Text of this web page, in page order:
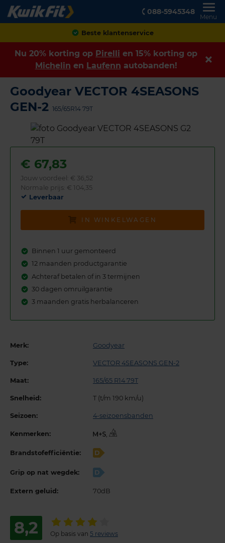
088-5945348
Menu
Achteraf betalen
Nu 20% korting op Pirelli en 15% korting op
Michelin en Laufenn autobanden!
Goodyear VECTOR 4SEASONS
GEN-2 165/65R14 79T
€ 67,83
Jouw voordeel: € 36,52
Normale prijs: € 104,35
Leverbaar
IN WINKELWAGEN
Binnen 1 uur gemonteerd
12 maanden productgarantie
Achteraf betalen of in 3 termijnen
30 dagen omruilgarantie
3 maanden gratis herbalanceren
Merk: Goodyear
Type: VECTOR 4SEASONS GEN-2
Maat: 165/65 R14 79T
Snelheid: T (t/m 190 km/u)
Seizoen: 4-seizoensbanden
Kenmerken: ,
Brandstofefficiëntie: D
Grip op nat wegdek: D
Extern geluid: 70dB
8,2 Op basis van 5 reviews